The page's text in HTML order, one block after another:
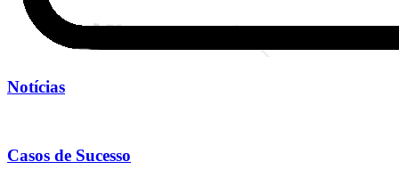
Notícias
Casos de Sucesso